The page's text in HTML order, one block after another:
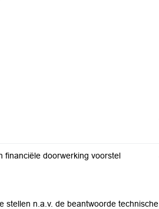
stellen n.a.v. de beantwoorde technische